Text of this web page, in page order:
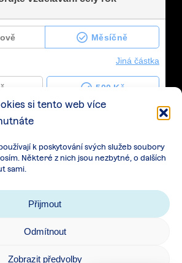
si tento web více
k poskytování svých služeb soubory
Některé z nich jsou nezbytné, o dalších
sami.
Přijmout
Odmítnout
Zobrazit předvolby
osobních údajů